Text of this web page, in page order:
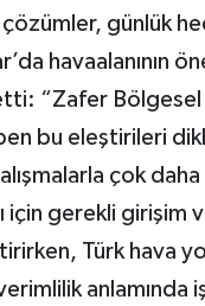
günlük
havaalanının
“Zafer
bu eleştirileri
çok
için gerekli
Türk hava